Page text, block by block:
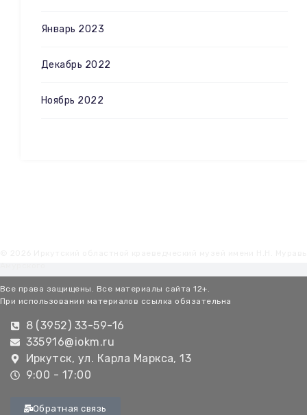
Январь 2023
Декабрь 2022
Ноябрь 2022
Все права защищены. Все материалы сайта 12+.
При использовании материалов ссылка обязательна
8 (3952) 33-59-16
335916@iokm.ru
Иркутск, ул. Карла Маркса, 13
9:00 - 17:00
Обратная связь